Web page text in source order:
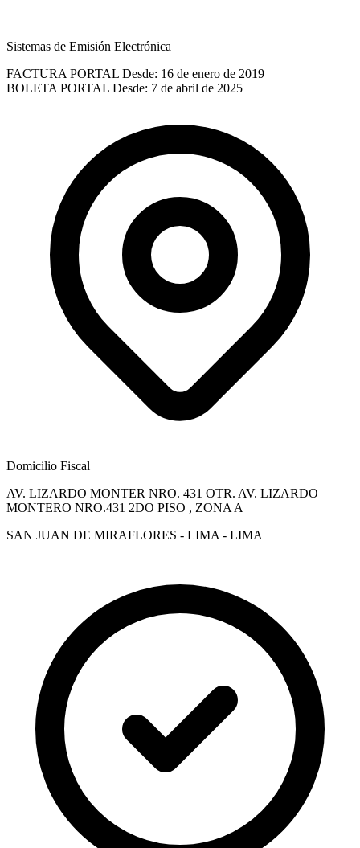
Sistemas de Emisión Electrónica
FACTURA PORTAL Desde: 16 de enero de 2019
BOLETA PORTAL Desde: 7 de abril de 2025
Domicilio Fiscal
AV. LIZARDO MONTER NRO. 431 OTR. AV. LIZARDO
MONTERO NRO.431 2DO PISO , ZONA A
SAN JUAN DE MIRAFLORES - LIMA - LIMA